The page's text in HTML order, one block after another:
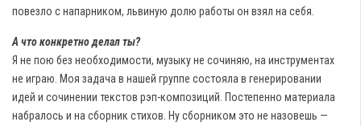
повезло с напарником, львиную долю работы он взял на себя.
А что конкретно делал ты?
Я не пою без необходимости, музыку не сочиняю, на инструментах
не играю. Моя задача в нашей группе состояла в генерировании
идей и сочинении текстов рэп-композиций. Постепенно материала
набралось и на сборник стихов. Ну сборником это не назовешь —